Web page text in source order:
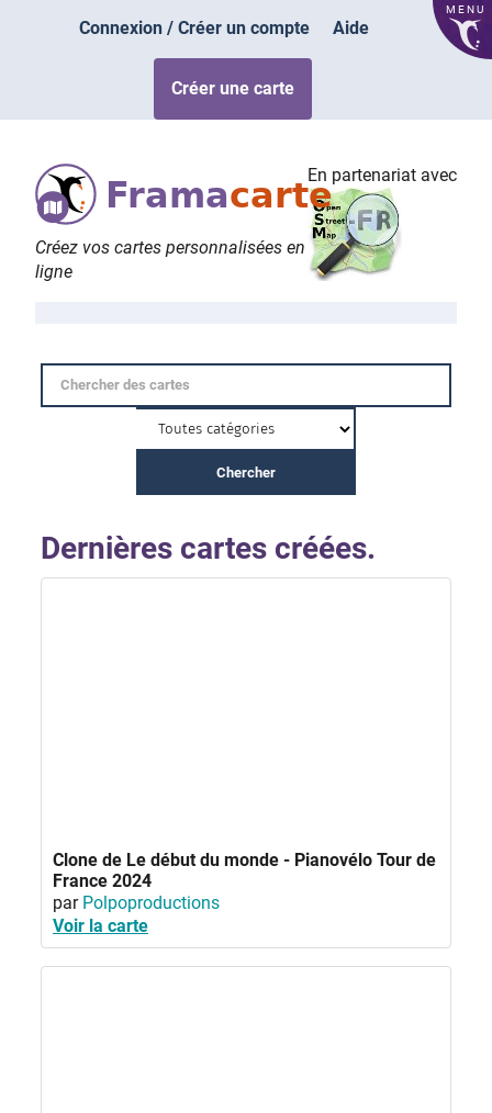
MENU
Connexion / Créer un compte Aide
Créer une carte
En partenariat avec
Framacarte
Créez vos cartes personnalisées en
ligne
Dernières cartes créées.
Clone de Le début du monde - Pianovélo Tour de
France 2024
par Polpoproductions
Voir la carte